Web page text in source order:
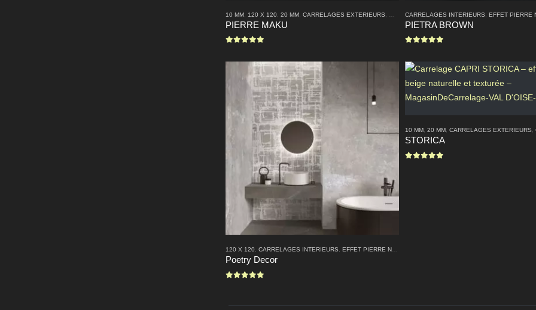
10 MM, 120 X 120, 20 MM, CARRELAGES EXTERIEURS, CARRELAGES INTERIEURS,EFFET PIERRE
PIERRE MAKU
CARRELAGES INTERIEURS, EFFET PIERRE
PIETRA BROWN
120 X 120, CARRELAGES INTERIEURS, EFFET PIERRE NATURELLE
Poetry Decor
10 MM, 20 MM, CARRELAGES EXTERIEURS,
STORICA